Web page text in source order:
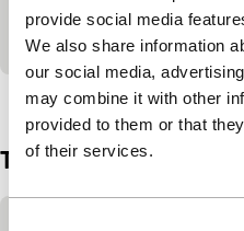
provide social media
We also share information
our social media,
may combine it with other
provided to them or that
of their services.
van een verschrikkelijke
wordt beleefd.
Trailer